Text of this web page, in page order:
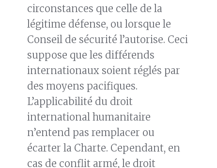
circonstances que celle de la
légitime défense, ou lorsque le
Conseil de sécurité l’autorise. Ceci
suppose que les différends
internationaux soient réglés par
des moyens pacifiques.
L’applicabilité du droit
international humanitaire
n’entend pas remplacer ou
écarter la Charte. Cependant, en
cas de conflit armé, le droit